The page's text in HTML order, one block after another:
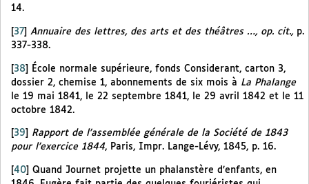
14.
37 Annuaire des lettres, des arts et des théâtres …, op. cit., p.
337-338.
[38]
École normale supérieure, fonds Considerant, carton 3,
dossier 2, chemise 1, abonnements de six mois à La Phalange
le 19 mai 1841, le 22 septembre 1841, le 29 avril 1842 et le 11
octobre 1842.
39
Rapport de l’assemblée générale de la Société de 1843
pour l’exercice 1844, Paris, Impr. Lange-Lévy, 1845, p. 16.
[40] Quand Journet projette un phalanstère d’enfants, en